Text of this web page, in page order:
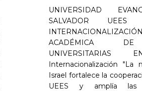
UNIVERSIDAD
SALVADOR UEES
ACADÉMICA DE
Internacionalización "La
Israel fortalece la
UEES y amplía las